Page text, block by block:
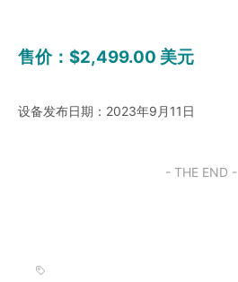
售价：$2,499.00 美元
设备发布日期：2023年9月11日
- THE END -